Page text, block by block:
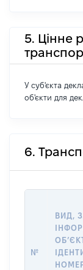
5. Цінне
У суб'єкта
об'єкти для
6.
№
ВИД,